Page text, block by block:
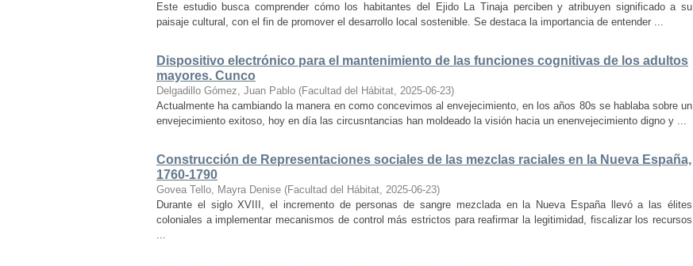
Este estudio busca comprender cómo los habitantes del Ejido La Tinaja perciben y atribuyen significado a su
paisaje cultural, con el fin de promover el desarrollo local sostenible. Se destaca la importancia de entender ...
Dispositivo electrónico para el mantenimiento de las funciones cognitivas de los adultos
mayores. Cunco
Delgadillo Gómez, Juan Pablo (Facultad del Hábitat, 2025-06-23)
Actualmente ha cambiando la manera en como concevimos al envejecimiento, en los años 80s se hablaba sobre un
envejecimiento exitoso, hoy en día las circusntancias han moldeado la visión hacia un enenvejecimiento digno y ...
Construcción de Representaciones sociales de las mezclas raciales en la Nueva España,
1760-1790
Govea Tello, Mayra Denise (Facultad del Hábitat, 2025-06-23)
Durante el siglo XVIII, el incremento de personas de sangre mezclada en la Nueva España llevó a las élites
coloniales a implementar mecanismos de control más estrictos para reafirmar la legitimidad, fiscalizar los recursos
...